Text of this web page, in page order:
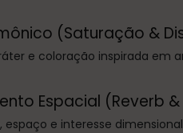
(Saturação &
e coloração inspirada em
Espacial (Reverb
espaço e interesse dimensional